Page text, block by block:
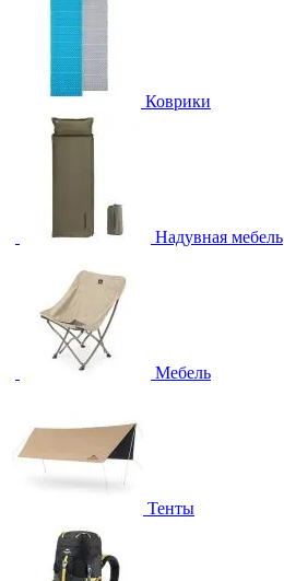
Коврики
Надувная мебель
Мебель
Тенты